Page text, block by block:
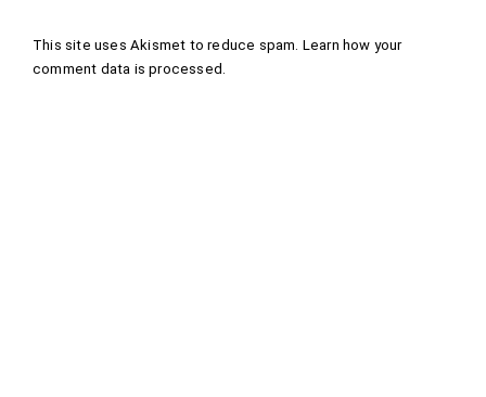
This site uses Akismet to reduce spam. Learn how your
comment data is processed .